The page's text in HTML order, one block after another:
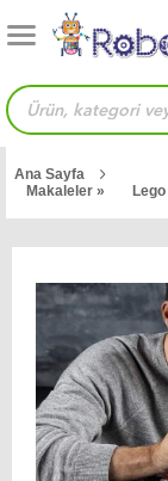
Ana Sayfa
Makaleler »